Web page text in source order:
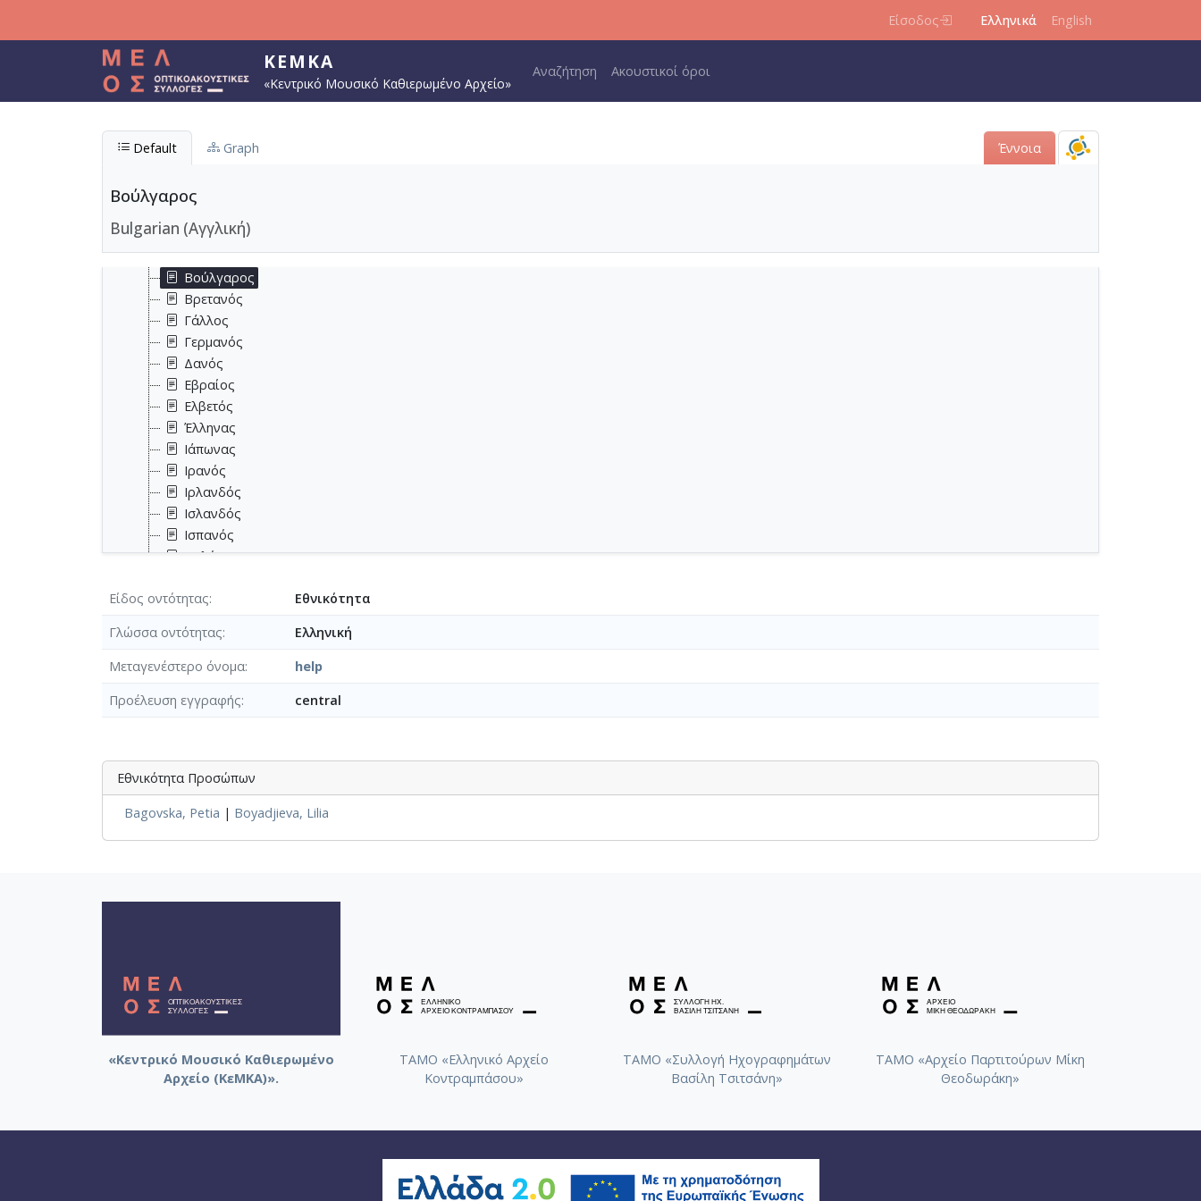
Είσοδος Ελληνικά English
ΚΕΜΚΑ
«Κεντρικό Μουσικό Καθιερωμένο Αρχείο»
Main navigation
Αναζήτηση Ακουστικοί όροι
Default Graph Έννοια
Βούλγαρος
Bulgarian (Αγγλική)
Εθνικότητα
Αμερικανός
Αρμένιος
Αυστραλός
Βέλγος
Βενεζουελανός
Βούλγαρος
Βρετανός
Γάλλος
Γερμανός
Δανός
Εβραίος
Ελβετός
Έλληνας
Ιάπωνας
Ιρανός
Ιρλανδός
Ισλανδός
Ισπανός
Ιταλός
Κροάτης
Ολλανδός
Ουκρανός
Ρώσος
Τούρκος
Τσέχος
Φινλανδός
Είδος οντότητας
Εθνικότητα
Γλώσσα οντότητας
Ελληνική
Μεταγενέστερο όνομα
help
Προέλευση εγγραφής
central
Εθνικότητα Προσώπων
Bagovska, Petia | Boyadjieva, Lilia
«Κεντρικό Μουσικό Καθιερωμένο
Αρχείο (ΚεΜΚΑ)».
ΤΑΜΟ «Ελληνικό Αρχείο
Κοντραμπάσου»
ΤΑΜΟ «Συλλογή Ηχογραφημάτων
Βασίλη Τσιτσάνη»
ΤΑΜΟ «Αρχείο Παρτιτούρων Μίκη
Θεοδωράκη»